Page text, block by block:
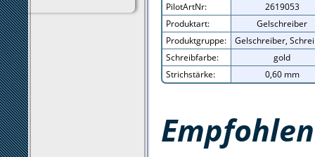
PilotArtNr:
2619053
Produktart:
Gelschreiber
Produktgruppe:
Gelschreiber,
Schreibfarbe:
gold
Strichstärke:
0,60 mm